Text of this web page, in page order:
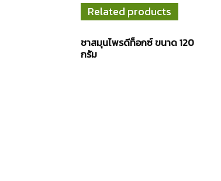
Related products
ชาสมุนไพรดีท็อกซ์ ขนาด 120
กรัม